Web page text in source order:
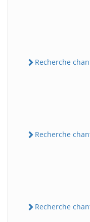
Recherche
Recherche
Recherche